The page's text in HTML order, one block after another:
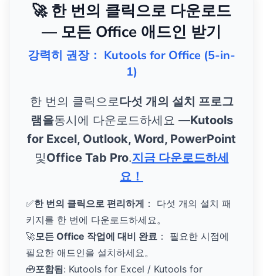
🚀 한 번의 클릭으로 다운로드
— 모든 Office 애드인 받기
강력히 권장： Kutools for Office (5-in-
1)
한 번의 클릭으로다섯 개의 설치 프로그
램을동시에 다운로드하세요 —Kutools
for Excel, Outlook, Word, PowerPoint
및Office Tab Pro.지금 다운로드하세
요！
✅한 번의 클릭으로 편리하게 ： 다섯 개의 설치 패
키지를 한 번에 다운로드하세요。
🚀모든 Office 작업에 대비 완료 ： 필요한 시점에
필요한 애드인을 설치하세요。
🧰포함됨: Kutools for Excel / Kutools for